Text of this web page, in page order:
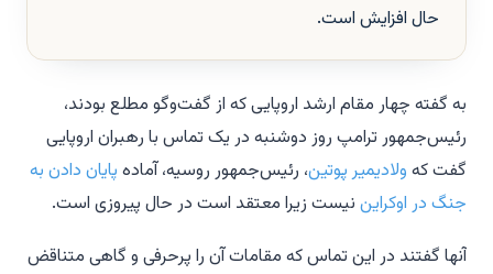
حال افزایش است.
به گفته چهار مقام ارشد اروپایی که از گفت‌وگو مطلع بودند،
رئیس‌جمهور ترامپ روز دوشنبه در یک تماس با رهبران اروپایی
گفت که ولادیمیر پوتین، رئیس‌جمهور روسیه، آماده پایان دادن به
جنگ در اوکراین نیست زیرا معتقد است در حال پیروزی است.
آنها گفتند در این تماس که مقامات آن را پرحرفی و گاهی متناقض